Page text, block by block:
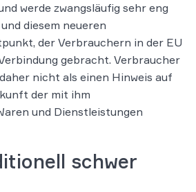
werde zwangsläufig sehr eng
diesem neueren
der Verbrauchern in der EU
gebracht. Verbraucher
nicht als einen Hinweis auf
der mit ihm
und Dienstleistungen
schwer